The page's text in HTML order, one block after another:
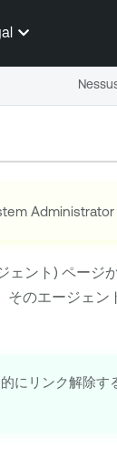
Administrator
ェント) ページ
そのエージェン
にリンク解除す
Nessus